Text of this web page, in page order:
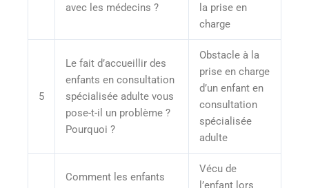
avec les médecins ?
la prise en
charge
5
Le fait d’accueillir des
enfants en consultation
spécialisée adulte vous
pose-t-il un problème ?
Pourquoi ?
Obstacle à la
prise en charge
d’un enfant en
consultation
spécialisée
adulte
Comment les enfants
Vécu de
l’enfant lors